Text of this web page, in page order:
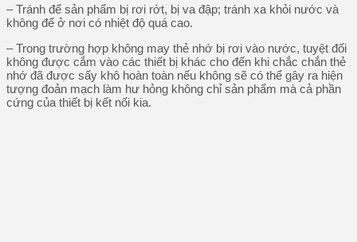
– Tránh để sản phẩm bị rơi rớt, bị va đập; tránh xa khỏi nước và
không để ở nơi có nhiệt độ quá cao.
– Trong trường hợp không may thẻ nhớ bị rơi vào nước, tuyệt đối
không được cắm vào các thiết bị khác cho đến khi chắc chắn thẻ
nhớ đã được sấy khô hoàn toàn nếu không sẽ có thể gây ra hiện
tượng đoản mạch làm hư hỏng không chỉ sản phẩm mà cả phần
cứng của thiết bị kết nối kia.